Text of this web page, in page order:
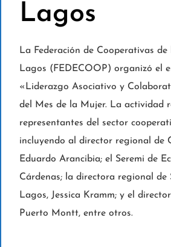
Lagos
La Federación de Cooperativas
Lagos (FEDECOOP) organizó el
«Liderazgo Asociativo y
del Mes de la Mujer. La actividad
representantes del sector
incluyendo al director regional de
Eduardo Arancibia; el Seremi de
Cárdenas; la directora regional de
Lagos, Jessica Kramm; y el
Puerto Montt, entre otros.